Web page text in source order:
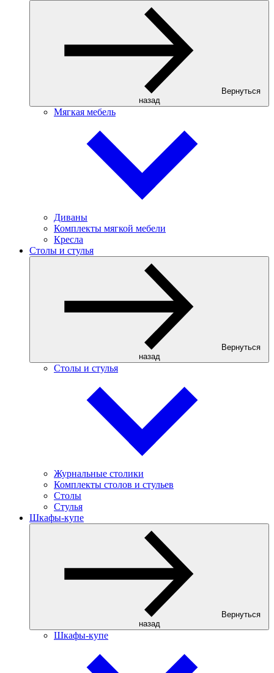
Вернуться
назад
Мягкая мебель
Диваны
Комплекты мягкой мебели
Кресла
Столы и стулья
Вернуться
назад
Столы и стулья
Журнальные столики
Комплекты столов и стульев
Столы
Стулья
Шкафы-купе
Вернуться
назад
Шкафы-купе